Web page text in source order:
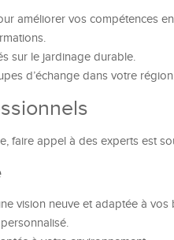
améliorer vos compétences
sur le jardinage durable.
d’échange dans votre
faire appel à des experts est
vision neuve et adaptée à vos